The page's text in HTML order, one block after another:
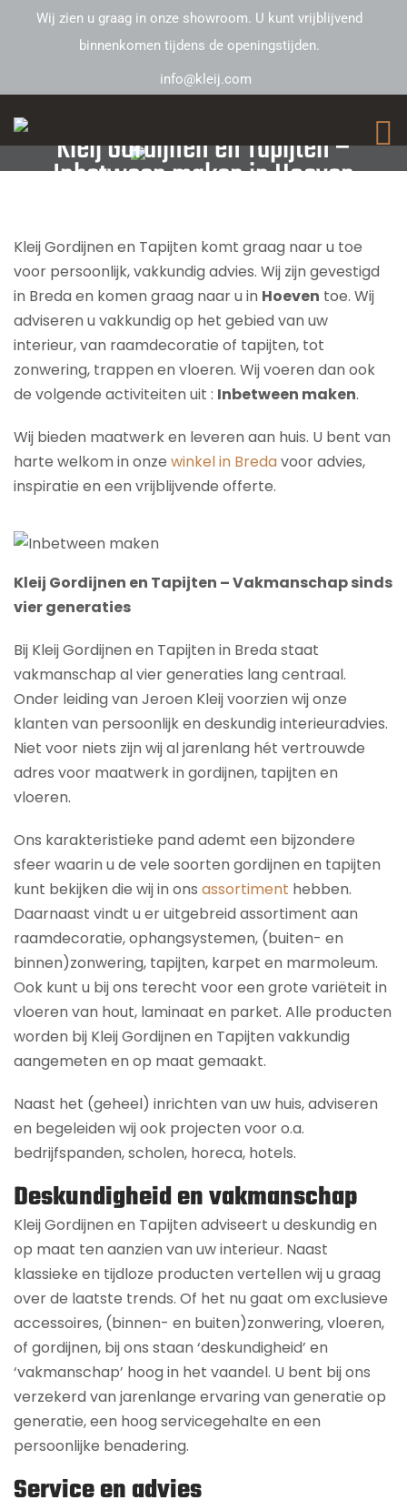
Wij zien u graag in onze showroom. U kunt vrijblijvend
binnenkomen tijdens de openingstijden.
info@kleij.com
Kleij Gordijnen en Tapijten –
Inbetween maken in Hoeven
Kleij Gordijnen en Tapijten komt graag naar u toe
voor persoonlijk, vakkundig advies. Wij zijn gevestigd
in Breda en komen graag naar u in Hoeven toe. Wij
adviseren u vakkundig op het gebied van uw
interieur, van raamdecoratie of tapijten, tot
zonwering, trappen en vloeren. Wij voeren dan ook
de volgende activiteiten uit : Inbetween maken.
Wij bieden maatwerk en leveren aan huis. U bent van
harte welkom in onze winkel in Bredavoor advies,
inspiratie en een vrijblijvende offerte.
Kleij Gordijnen en Tapijten – Vakmanschap sinds
vier generaties
Bij Kleij Gordijnen en Tapijten in Breda staat
vakmanschap al vier generaties lang centraal.
Onder leiding van Jeroen Kleij voorzien wij onze
klanten van persoonlijk en deskundig interieuradvies.
Niet voor niets zijn wij al jarenlang hét vertrouwde
adres voor maatwerk in gordijnen, tapijten en
vloeren.
Ons karakteristieke pand ademt een bijzondere
sfeer waarin u de vele soorten gordijnen en tapijten
kunt bekijken die wij in ons assortiment hebben.
Daarnaast vindt u er uitgebreid assortiment aan
raamdecoratie, ophangsystemen, (buiten- en
binnen)zonwering, tapijten, karpet en marmoleum.
Ook kunt u bij ons terecht voor een grote variëteit in
vloeren van hout, laminaat en parket. Alle producten
worden bij Kleij Gordijnen en Tapijten vakkundig
aangemeten en op maat gemaakt.
Naast het (geheel) inrichten van uw huis, adviseren
en begeleiden wij ook projecten voor o.a.
bedrijfspanden, scholen, horeca, hotels.
Deskundigheid en vakmanschap
Kleij Gordijnen en Tapijten adviseert u deskundig en
op maat ten aanzien van uw interieur. Naast
klassieke en tijdloze producten vertellen wij u graag
over de laatste trends. Of het nu gaat om exclusieve
accessoires, (binnen- en buiten)zonwering, vloeren,
of gordijnen, bij ons staan ‘deskundigheid’ en
‘vakmanschap’ hoog in het vaandel. U bent bij ons
verzekerd van jarenlange ervaring van generatie op
generatie, een hoog servicegehalte en een
persoonlijke benadering.
Service en advies